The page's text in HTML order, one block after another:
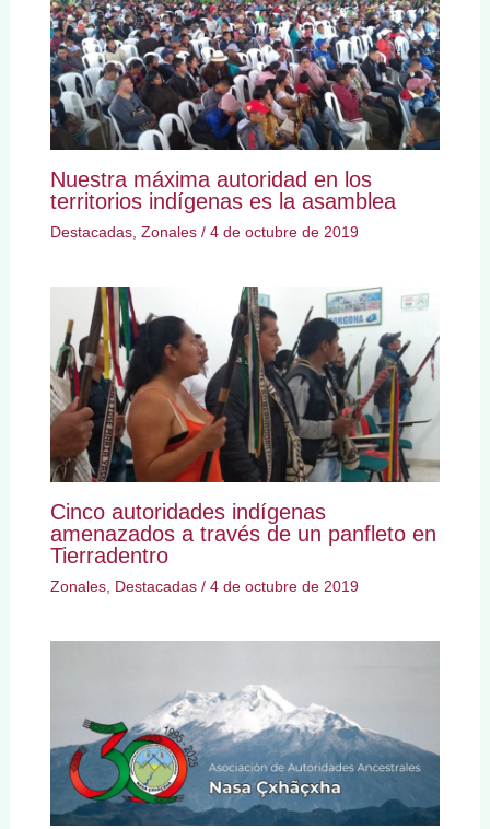
Nuestra máxima autoridad en los
territorios indígenas es la asamblea
Destacadas, Zonales/ 4 de octubre de 2019
Cinco autoridades indígenas
amenazados a través de un panfleto en
Tierradentro
Zonales, Destacadas/ 4 de octubre de 2019